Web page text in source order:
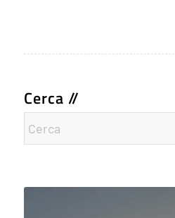
Cerca //